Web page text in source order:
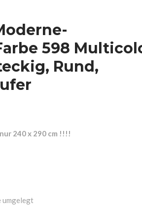
598
Rund,
240 x 290 cm !!!!
umgelegt